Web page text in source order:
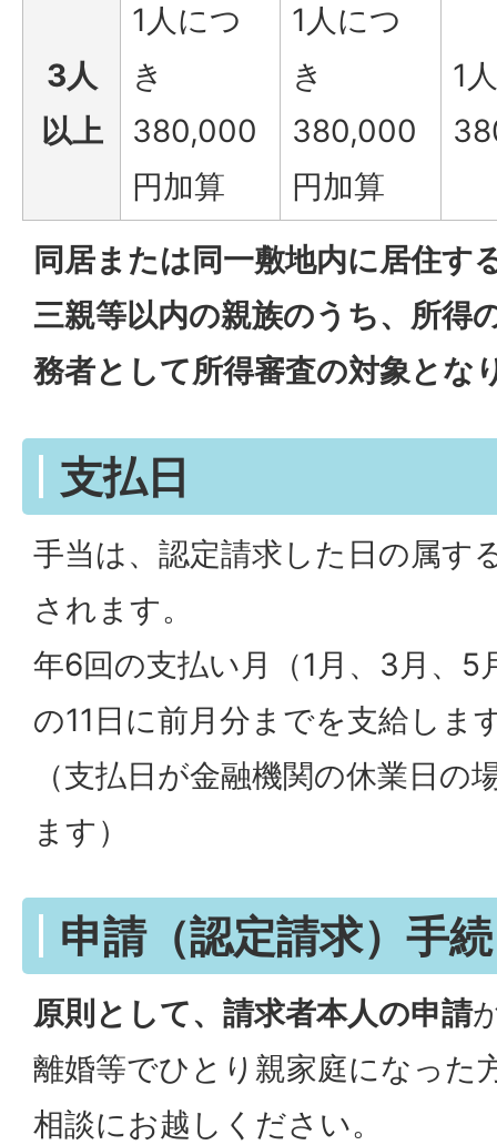
3人
以上
1人につ
き
380,000
円加算
1人につ
き
380,000
円加算
1
同居または同一敷地内に居住す
三親等以内の親族のうち、所得
務者として所得審査の対象とな
支払日
手当は、認定請求した日の属す
されます。
年6回の支払い月（1月、3月、5
の11日に前月分までを支給しま
（支払日が金融機関の休業日の
ます）
申請（認定請求）手
原則として、請求者本人の申請
離婚等でひとり親家庭になった
相談にお越しください。